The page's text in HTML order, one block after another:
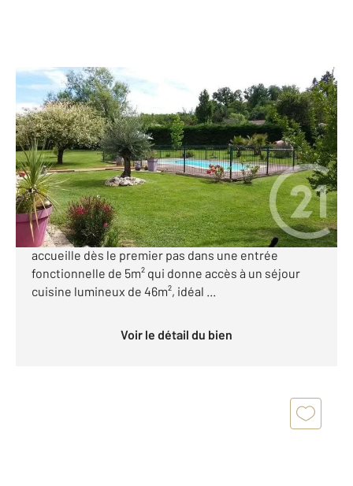
MONTAUBAN 82
111,13 m2, 5 pièces
Ref : 787
Maison à vendre
275 000 €
Nichée à Montauban au fond d'une impasse dans le
quartier du Carreyrat, cette maison de 111m² vous
accueille dès le premier pas dans une entrée
fonctionnelle de 5m² qui donne accès à un séjour
cuisine lumineux de 46m², idéal ...
Voir le détail du bien